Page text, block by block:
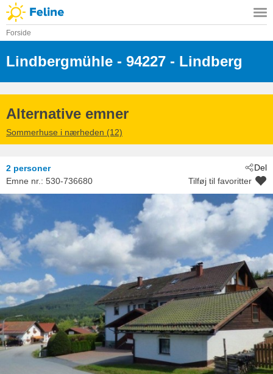
Forside
Lindbergmühle - 94227 - Lindberg
Alternative emner
Sommerhuse i nærheden (12)
Del
2 personer
Emne nr.: 530-736680 Tilføj til favoritter